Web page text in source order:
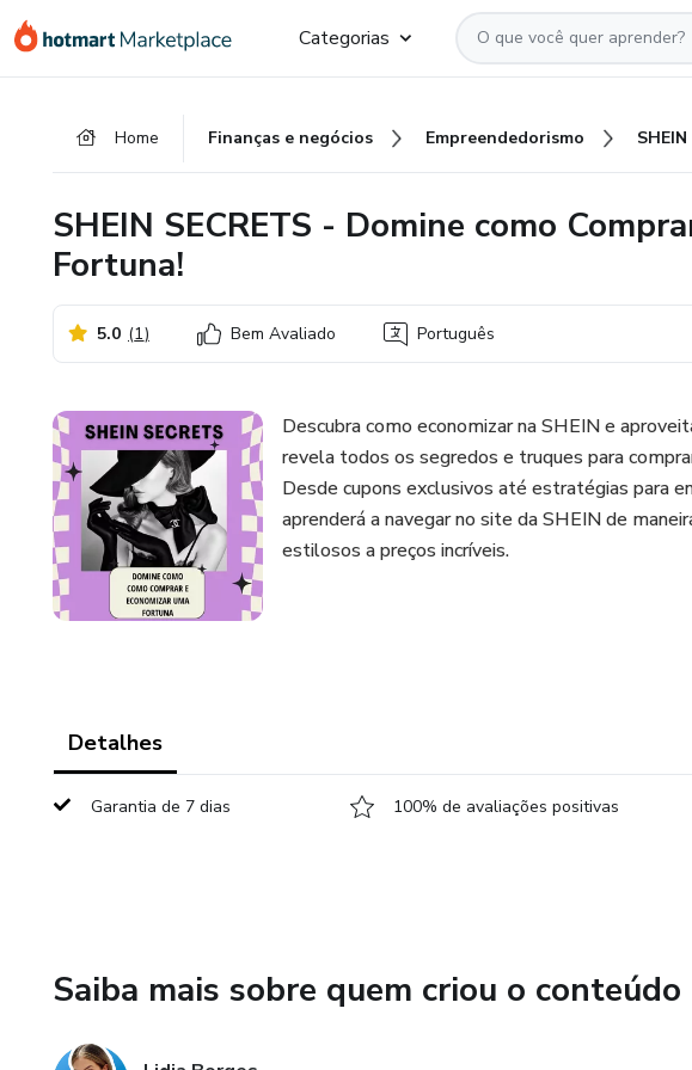
para
para
para
Categorias
Home Finanças e negócios Empreendedorismo
SHEIN SECRETS - Domine como
Fortuna!
5.0 (1) Bem Avaliado Português
Descubra como economizar na SHEIN e
revela todos os segredos e truques para
Desde cupons exclusivos até estratégias para
aprenderá a navegar no site da SHEIN de
estilosos a preços incríveis.
Detalhes
Garantia de 7 dias 100% de avaliações positivas
Saiba mais sobre quem criou o conteúdo